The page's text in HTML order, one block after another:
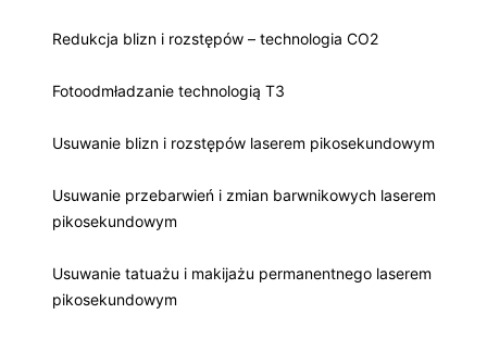
Redukcja blizn i rozstępów – technologia CO2
Fotoodmładzanie technologią T3
Usuwanie blizn i rozstępów laserem pikosekundowym
Usuwanie przebarwień i zmian barwnikowych laserem
pikosekundowym
Usuwanie tatuażu i makijażu permanentnego laserem
pikosekundowym